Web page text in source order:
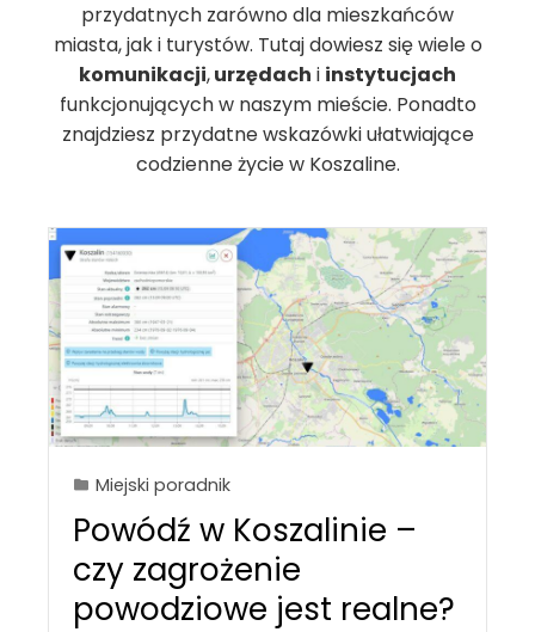
przydatnych zarówno dla mieszkańców
miasta, jak i turystów. Tutaj dowiesz się wiele o
komunikacji,urzędach i instytucjach
funkcjonujących w naszym mieście. Ponadto
znajdziesz przydatne wskazówki ułatwiające
codzienne życie w Koszaline.
Miejski poradnik
Powódź w Koszalinie –
czy zagrożenie
powodziowe jest realne?